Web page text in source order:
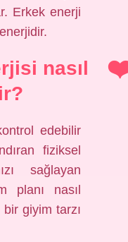
Erkek enerji
nasıl
edebilir
fiziksel
sağlayan
planı nasıl
giyim tarzı